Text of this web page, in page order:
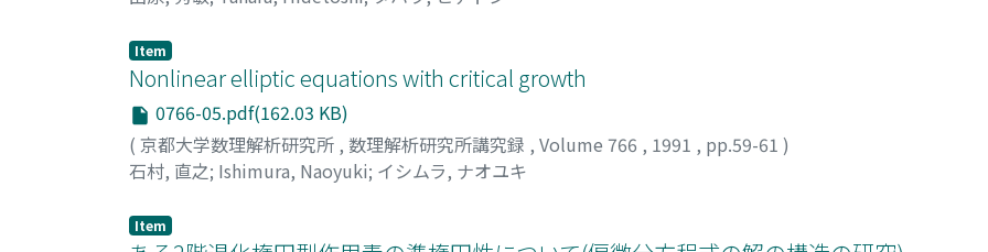
Item
Nonlinear elliptic equations with critical growth
0766-05.pdf(162.03 KB)
( 京都大学数理解析研究所 , 数理解析研究所講究録 , Volume 766 , 1991 , pp.59-61 )
石村, 直之; Ishimura, Naoyuki; イシムラ, ナオユキ
Item